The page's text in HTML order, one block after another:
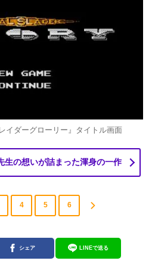
イダーグローリー』タイトル画面
の想いが詰まった渾身の一作
4 5 6
シェア LINEで送る